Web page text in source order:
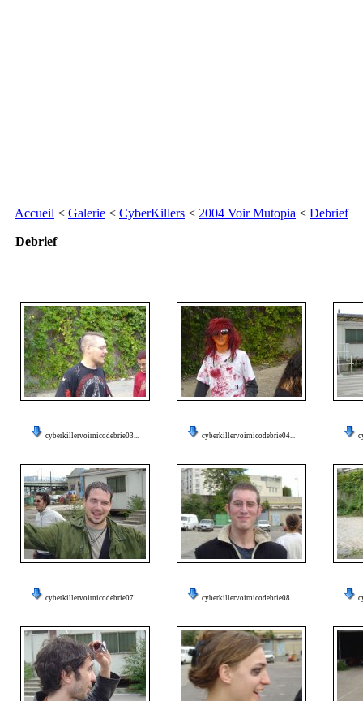
Accueil < Galerie < CyberKillers < 2004 Voir Mutopia < Debrief
Debrief
cyberkillervoirnicodebrie03... cyberkillervoirnicodebrie04...
cyberkillervoirnicodebrie07... cyberkillervoirnicodebrie08...